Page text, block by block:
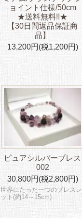
ョイント仕様/50cm
★送料無料!!★
【30日間返品保証商
品】
13,200円(税1,200円)
ピュアシルバーブレス
002
30,800円(税2,800円)
世界にたった一つのブレスレ
ット(約14～15cm)